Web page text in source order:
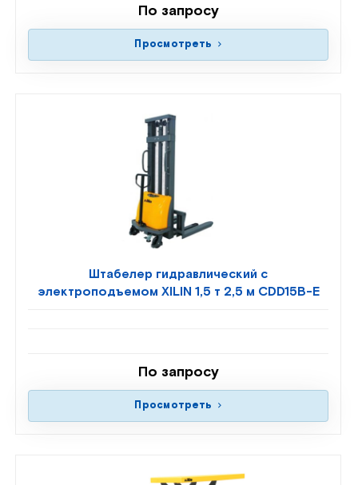
По запросу
Просмотреть
Штабелер гидравлический с
электроподъемом XILIN 1,5 т 2,5 м CDD15B-E
По запросу
Просмотреть